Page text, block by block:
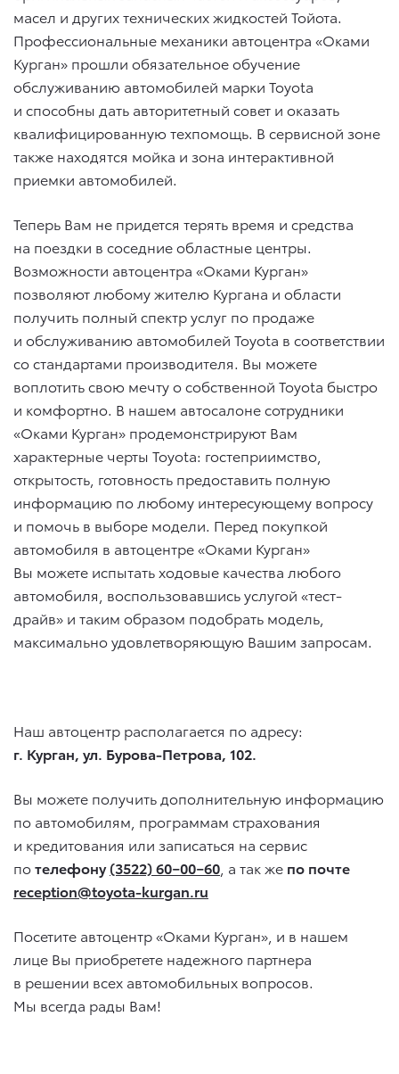
масел и других технических жидкостей Тойота.
Профессиональные механики автоцентра «Оками
Курган» прошли обязательное обучение
обслуживанию автомобилей марки Toyota
и способны дать авторитетный совет и оказать
квалифицированную техпомощь. В сервисной зоне
также находятся мойка и зона интерактивной
приемки автомобилей.
Теперь Вам не придется терять время и средства
на поездки в соседние областные центры.
Возможности автоцентра «Оками Курган»
позволяют любому жителю Кургана и области
получить полный спектр услуг по продаже
и обслуживанию автомобилей Toyota в соответствии
со стандартами производителя. Вы можете
воплотить свою мечту о собственной Toyota быстро
и комфортно. В нашем автосалоне сотрудники
«Оками Курган» продемонстрируют Вам
характерные черты Toyota: гостеприимство,
открытость, готовность предоставить полную
информацию по любому интересующему вопросу
и помочь в выборе модели. Перед покупкой
автомобиля в автоцентре «Оками Курган»
Вы можете испытать ходовые качества любого
автомобиля, воспользовавшись услугой «тест-
драйв» и таким образом подобрать модель,
максимально удовлетворяющую Вашим запросам.
Наш автоцентр располагается по адресу:
г. Курган, ул. Бурова-Петрова, 102.
Вы можете получить дополнительную информацию
по автомобилям, программам страхования
и кредитования или записаться на сервис
потелефону(3522) 60−00−60 , а так же по почте
reception@toyota-kurgan.ru
Посетите автоцентр «Оками Курган», и в нашем
лице Вы приобретете надежного партнера
в решении всех автомобильных вопросов.
Мы всегда рады Вам!